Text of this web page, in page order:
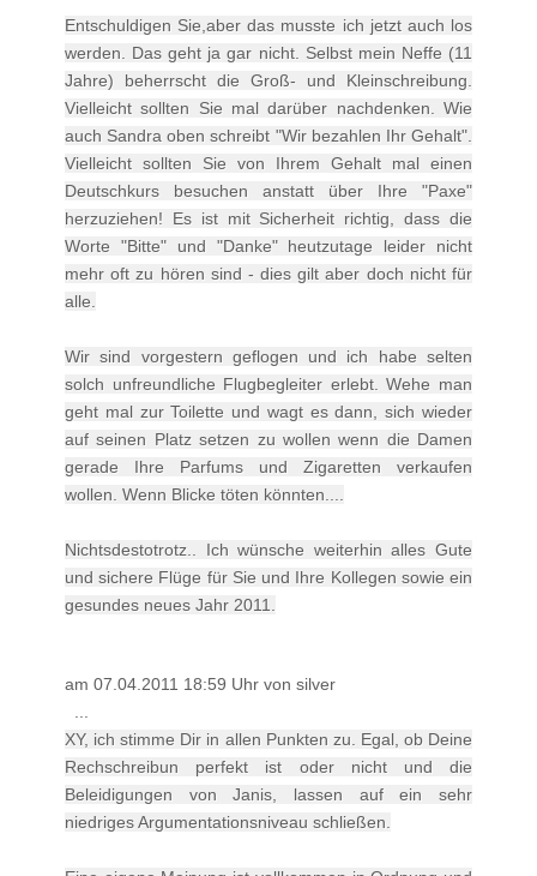
Entschuldigen Sie,aber das musste ich jetzt auch los
werden. Das geht ja gar nicht. Selbst mein Neffe (11
Jahre) beherrscht die Groß- und Kleinschreibung.
Vielleicht sollten Sie mal darüber nachdenken. Wie
auch Sandra oben schreibt "Wir bezahlen Ihr Gehalt".
Vielleicht sollten Sie von Ihrem Gehalt mal einen
Deutschkurs besuchen anstatt über Ihre "Paxe"
herzuziehen! Es ist mit Sicherheit richtig, dass die
Worte "Bitte" und "Danke" heutzutage leider nicht
mehr oft zu hören sind - dies gilt aber doch nicht für
alle.
Wir sind vorgestern geflogen und ich habe selten
solch unfreundliche Flugbegleiter erlebt. Wehe man
geht mal zur Toilette und wagt es dann, sich wieder
auf seinen Platz setzen zu wollen wenn die Damen
gerade Ihre Parfums und Zigaretten verkaufen
wollen. Wenn Blicke töten könnten....
Nichtsdestotrotz.. Ich wünsche weiterhin alles Gute
und sichere Flüge für Sie und Ihre Kollegen sowie ein
gesundes neues Jahr 2011.
am 07.04.2011 18:59 Uhr von silver
XY, ich stimme Dir in allen Punkten zu. Egal, ob Deine
Rechschreibun perfekt ist oder nicht und die
Beleidigungen von Janis, lassen auf ein sehr
niedriges Argumentationsniveau schließen.